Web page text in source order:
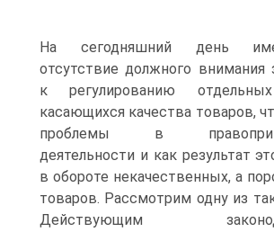
На сегодняшний день
отсутствие должного внимания
к регулированию
касающихся качества товаров,
проблемы в
деятельности и как результат
в обороте некачественных, а
товаров. Рассмотрим одну из
Действующим